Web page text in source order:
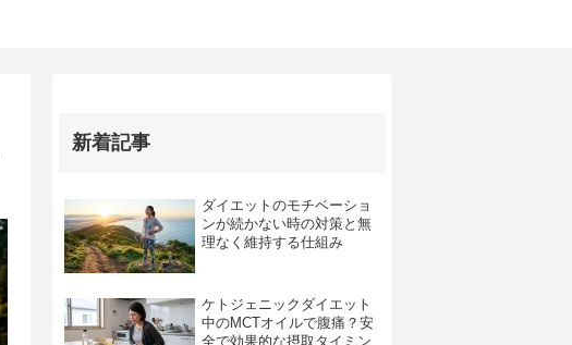
新着記事
ダイエットのモチベーショ
ンが続かない時の対策と無
理なく維持する仕組み
ケトジェニックダイエット
中のMCTオイルで腹痛？安
全で効果的な摂取タイミン